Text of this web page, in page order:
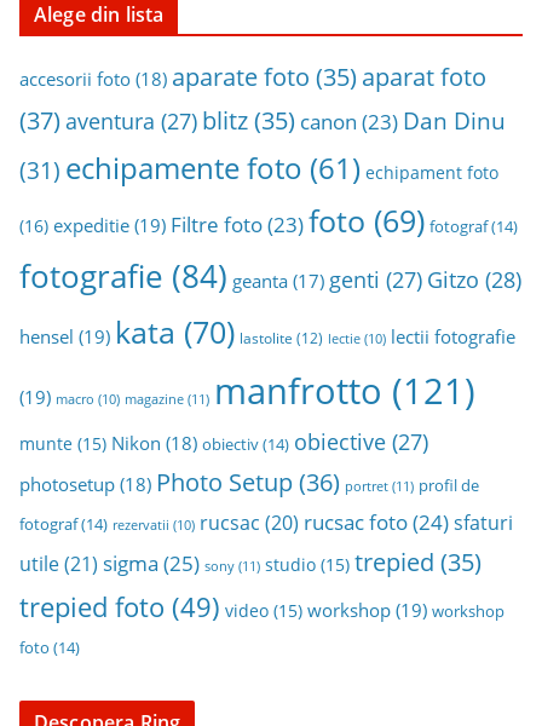
a
r
i
v
Alege din lista
accesorii foto (18) aparate foto (35) aparat foto
(37) aventura (27) blitz(35) canon (23) Dan Dinu
(31) echipamente foto (61) echipament foto
(16) expeditie (19) Filtre foto(23)foto (69) fotograf(14)
fotografie (84) geanta (17) genti (27) Gitzo (28)
hensel (19) kata (70) lastolite (12) lectie (10) lectii fotografie
(19) macro (10) magazine (11) manfrotto (121)
munte (15) Nikon (18) obiectiv(14) obiective (27)
photosetup (18) Photo Setup(36) portret (11) profil de
fotograf(14) rezervatii (10) rucsac (20) rucsac foto(24)sfaturi
utile(21) sigma (25) sony (11) studio (15) trepied (35)
trepied foto (49) video (15) workshop (19) workshop
foto (14)